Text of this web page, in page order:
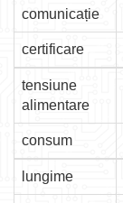
comunicație
certificare
tensiune
alimentare
consum
lungime